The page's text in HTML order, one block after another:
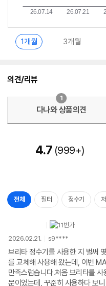
1개월 3개월
의견/리뷰
다나와 상품의견
1
4.7 999+
전체 필터 정수기
2026.02.21. s9****
브리타 정수기를 사용한 지 벌써
를 교체해 사용해 왔는데, 이번
만족스럽습니다.처음 브리타를
문이었는데, 꾸준히 사용하다 보